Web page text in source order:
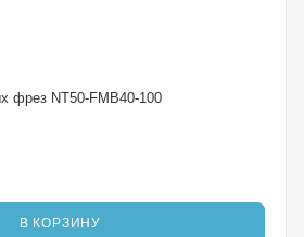
фрез NT50-FMB40-100
В КОРЗИНУ